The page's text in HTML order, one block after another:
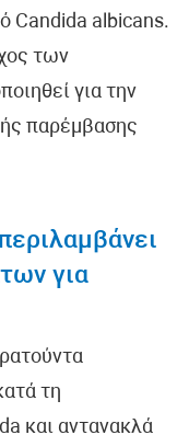
Candida albicans.
των
για την
παρέμβασης
για
τη
και αντανακλά